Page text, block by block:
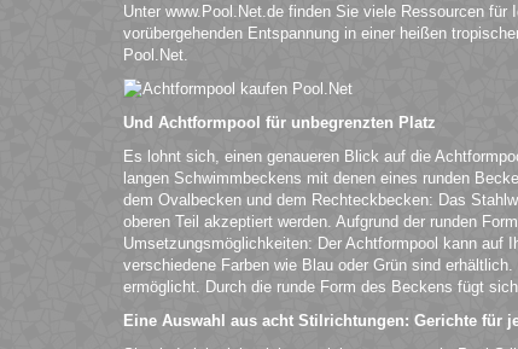
Unter www.Pool.Net.de finden Sie viele Ressourcen
vorübergehenden Entspannung in einer heißen
Pool.Net.
Und Achtformpool für unbegrenzten Platz
Es lohnt sich, einen genaueren Blick auf die
langen Schwimmbeckens mit denen eines runden
dem Ovalbecken und dem Rechteckbecken: Das
oberen Teil akzeptiert werden. Aufgrund der runden
Umsetzungsmöglichkeiten: Der Achtformpool kann auf
verschiedene Farben wie Blau oder Grün sind
ermöglicht. Durch die runde Form des Beckens fügt
Eine Auswahl aus acht Stilrichtungen: Gerichte für